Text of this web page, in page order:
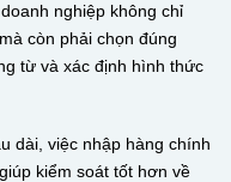
nghiệp không chỉ
còn phải chọn đúng
từ và xác định hình thức
dài, việc nhập hàng chính
kiểm soát tốt hơn về